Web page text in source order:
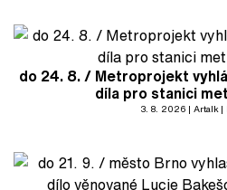
do 24. 8. / Metroprojekt
díla pro stanici
3. 8. 2026 Artalk